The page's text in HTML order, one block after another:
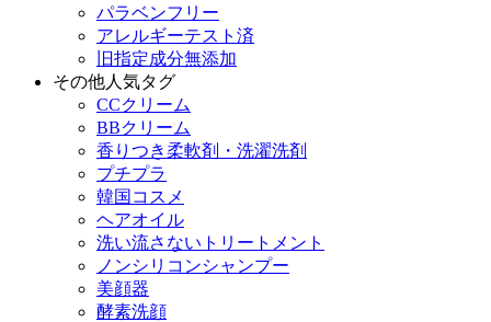
パラベンフリー
アレルギーテスト済
旧指定成分無添加
その他人気タグ
CCクリーム
BBクリーム
香りつき柔軟剤・洗濯洗剤
プチプラ
韓国コスメ
ヘアオイル
洗い流さないトリートメント
ノンシリコンシャンプー
美顔器
酵素洗顔